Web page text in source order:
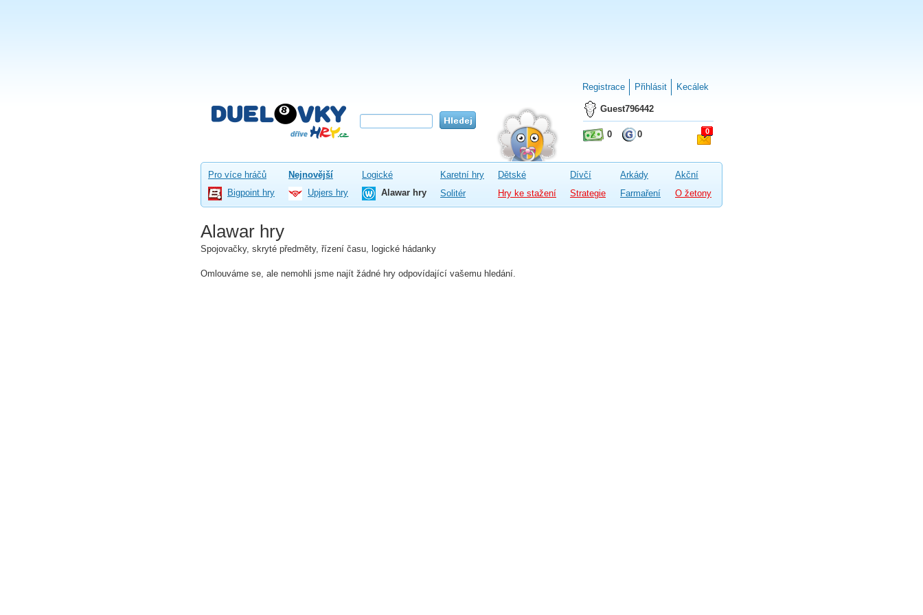
Registrace Přihlásit Kecálek
Guest796442
0 0 0
Pro více hráčů Nejnovější Logické Karetní hry Dětské Dívčí Arkády
Akční
Bigpoint hry
Upjers hry Alawar hry Solitér Hry ke stažení Strategie Farmaření O žetony
Alawar hry
Spojovačky, skryté předměty, řízení času, logické hádanky
Omlouváme se, ale nemohli jsme najít žádné hry odpovídající vašemu hledání.